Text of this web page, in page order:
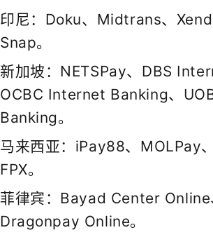
印尼：Doku、Midtrans、
Snap。
新加坡：NETSPay、DBS
OCBC Internet Banking、
Banking。
马来西亚：iPay88、MOLPay
FPX。
菲律宾：Bayad Center Online
Dragonpay Online。